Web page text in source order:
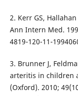
2. Kerr GS,
Ann Intern Med.
4819-120-11-
3. Brunner J,
arteritis in children
(Oxford). 2010;